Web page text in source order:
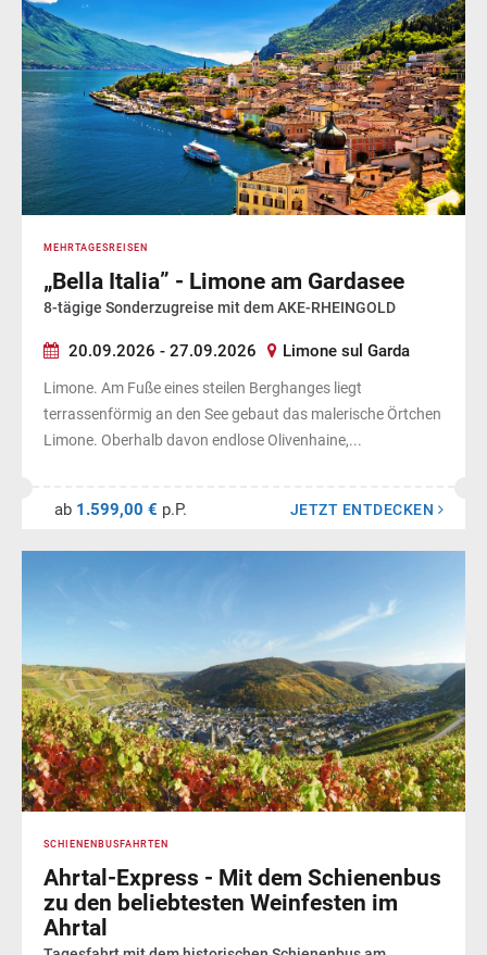
MEHRTAGESREISEN
„Bella Italia” - Limone am Gardasee
8-tägige Sonderzugreise mit dem AKE-RHEINGOLD
20.09.2026 - 27.09.2026 Limone sul Garda
Limone. Am Fuße eines steilen Berghanges liegt
terrassenförmig an den See gebaut das malerische Örtchen
Limone. Oberhalb davon endlose Olivenhaine,...
ab 1.599,00 € p.P. JETZT ENTDECKEN
SCHIENENBUSFAHRTEN
Ahrtal-Express - Mit dem Schienenbus
zu den beliebtesten Weinfesten im
Ahrtal